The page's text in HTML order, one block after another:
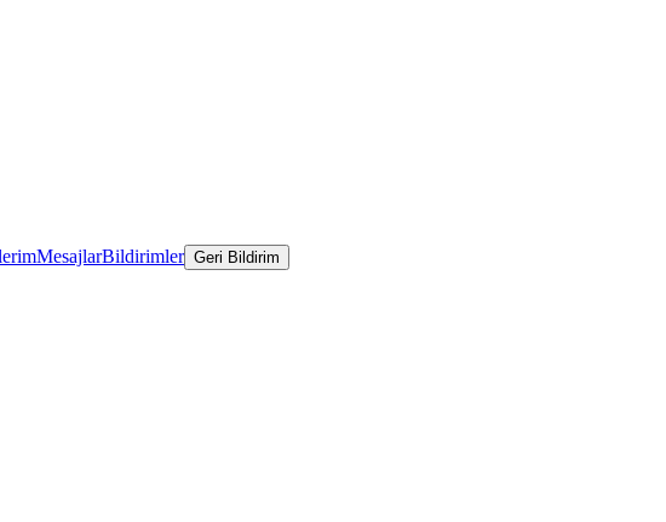
MesajlarBildirimler Geri Bildirim